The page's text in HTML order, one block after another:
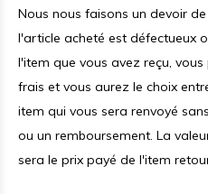
Nous nous faisons un devoir
l'article acheté est défectueux
l'item que vous avez reçu,
frais et vous aurez le choix
item qui vous sera renvoyé
ou un remboursement. La
sera le prix payé de l'item